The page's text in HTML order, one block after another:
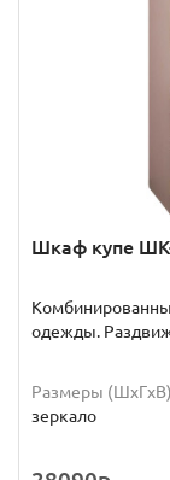
Шкаф купе
одежды.
Размеры
зеркало